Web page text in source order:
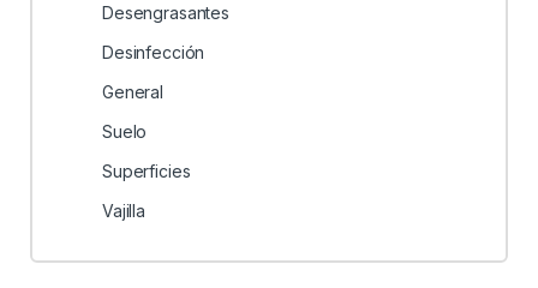
Desengrasantes
Desinfección
General
Suelo
Superficies
Vajilla